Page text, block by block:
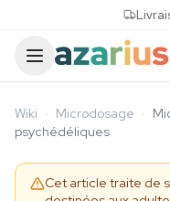
Wiki · Microdosage ·
psychédéliques
Cet article traite de